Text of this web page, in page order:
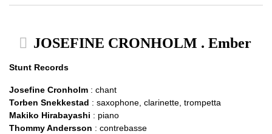
JOSEFINE CRONHOLM . Ember
Stunt Records
Josefine Cronholm : chant
Torben Snekkestad : saxophone, clarinette, trompetta
Makiko Hirabayashi : piano
Thommy Andersson : contrebasse